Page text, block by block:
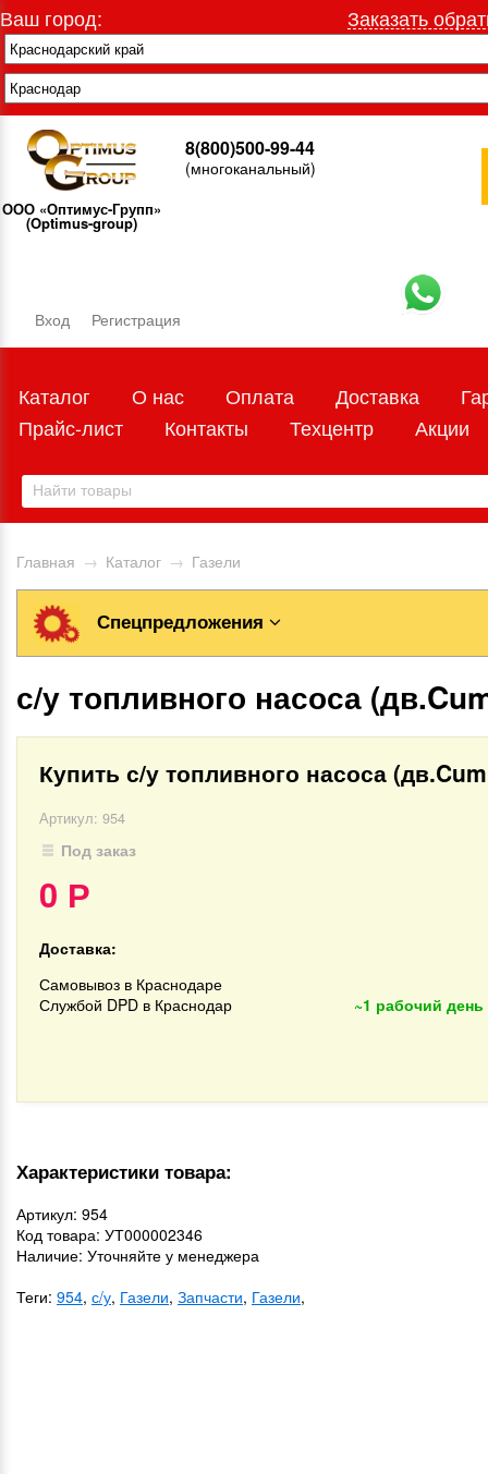
Ваш город: Заказать
ООО «Оптимус-Групп»
(Optimus-group)
8(800)500-99-44
(многоканальный)
Вход Регистрация
Каталог О нас Оплата Доставка
Прайс-лист
Контакты Техцентр Акции
Главная → Каталог → Газели
Спецпредложения
с/у топливного насоса
Купить с/у топливного насоса
Артикул: 954
Под заказ
0 Р
Доставка:
Самовывоз в Краснодаре
Службой DPD в Краснодар
~1 рабочий день
Характеристики товара:
Артикул: 954
Код товара: УТ000002346
Наличие: Уточняйте у менеджера
Теги: 954, с/у, Газели, Запчасти, Газели,